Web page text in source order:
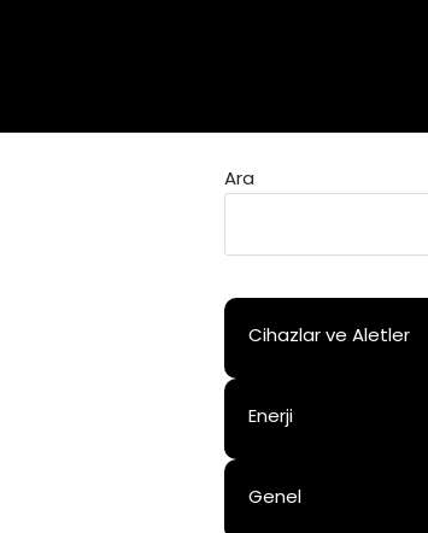
Ara
Cihazlar ve Aletler
Enerji
Genel